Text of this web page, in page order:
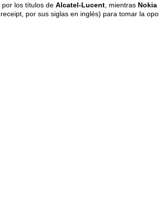
los títulos de Alcatel-Lucent , mientras Nokia
por sus siglas en inglés) para tomar la